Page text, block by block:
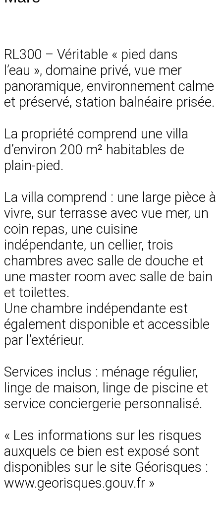
RL300 – Véritable « pied dans
l’eau », domaine privé, vue mer
panoramique, environnement calme
et préservé, station balnéaire prisée.
La propriété comprend une villa
d’environ 200 m² habitables de
plain-pied.
La villa comprend : une large pièce à
vivre, sur terrasse avec vue mer, un
coin repas, une cuisine
indépendante, un cellier, trois
chambres avec salle de douche et
une master room avec salle de bain
et toilettes.
Une chambre indépendante est
également disponible et accessible
par l’extérieur.
Services inclus : ménage régulier,
linge de maison, linge de piscine et
service conciergerie personnalisé.
« Les informations sur les risques
auxquels ce bien est exposé sont
disponibles sur le site Géorisques :
www.georisques.gouv.fr »